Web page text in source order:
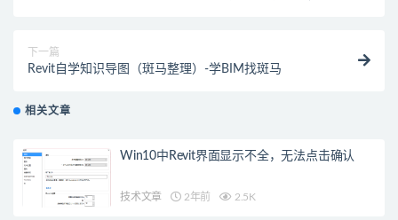
下一篇
Revit自学知识导图（斑马整理）-学BIM找斑马
相关文章
Win10中Revit界面显示不全，无法点击确认
技术文章 2年前 2.5K